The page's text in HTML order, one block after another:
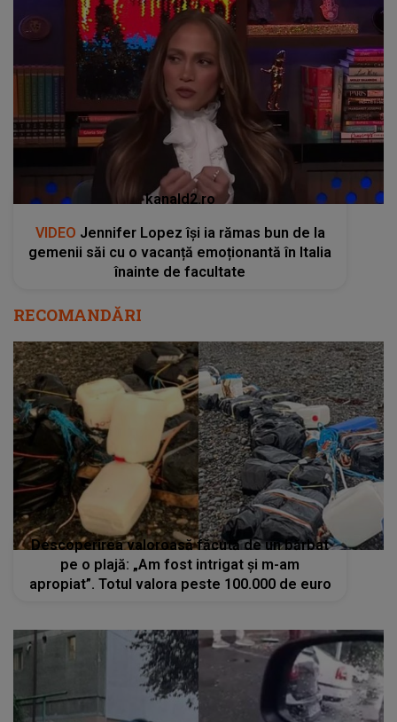
kanald2.ro
VIDEO Jennifer Lopez își ia rămas bun de la
gemenii săi cu o vacanță emoționantă în Italia
înainte de facultate
RECOMANDĂRI
Descoperirea valoroasă făcută de un bărbat
pe o plajă: „Am fost intrigat și m-am
apropiat”. Totul valora peste 100.000 de euro